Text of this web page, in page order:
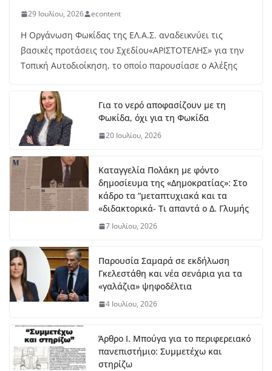
κο
ς
ΔΤ Εντάχθηκε προς χρηματοδότησης η εκπόνηση
Σχεδίου Αστικής Ανθεκτικότητας
Στο Λιδωρίκι ο Φάνης Σπανός για έργα και
αποκατάσταση των πυρόπληκτων περιοχών
7 Αυγούστου, 2026
πρέπει να αναγνωρίζονται
8 Αυγούστου, 2026
29 Ιουλίου, 2026 econtent
Η Οργάνωση Φωκίδας της ΕΛ.Α.Σ. αναδεικνύει τις
βασικές προτάσεις του Σχεδίου«ΑΡΙΣΤΟΤΕΛΗΣ» για την
Τοπική Αυτοδιοίκηση, το οποίο παρουσίασε ο Αλέξης
Για το νερό αποφασίζουν με τη
Φωκίδα, όχι για τη Φωκίδα
20 Ιουλίου, 2026
Καταγγελία Πολάκη με φόντο
δημοσίευμα της «Δημοκρατίας»: Στο
κάδρο τα “μεταπτυχιακά και τα
«διδακτορικά- Τι απαντά ο Δ. Γλυμής
7 Ιουλίου, 2026
Παρουσία Σαμαρά σε εκδήλωση
Γκελεστάθη και νέα σενάρια για τα
«γαλάζια» ψηφοδέλτια
4 Ιουλίου, 2026
Άρθρο Ι. Μπούγα για το περιφερειακό
πανεπιστήμιο: Συμμετέχω και
στηρίζω